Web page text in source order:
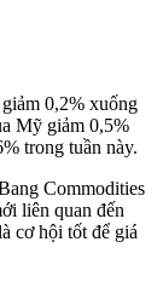
0,2% xuống
Mỹ giảm 0,5%
trong tuần này.
Commodities
liên quan đến
cơ hội tốt để giá